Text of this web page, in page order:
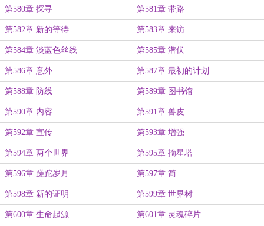
第580章 探寻 第581章 带路
第582章 新的等待 第583章 来访
第584章 淡蓝色丝线 第585章 潜伏
第586章 意外 第587章 最初的计划
第588章 防线 第589章 图书馆
第590章 内容 第591章 兽皮
第592章 宣传 第593章 增强
第594章 两个世界 第595章 摘星塔
第596章 蹉跎岁月 第597章 简
第598章 新的证明 第599章 世界树
第600章 生命起源 第601章 灵魂碎片